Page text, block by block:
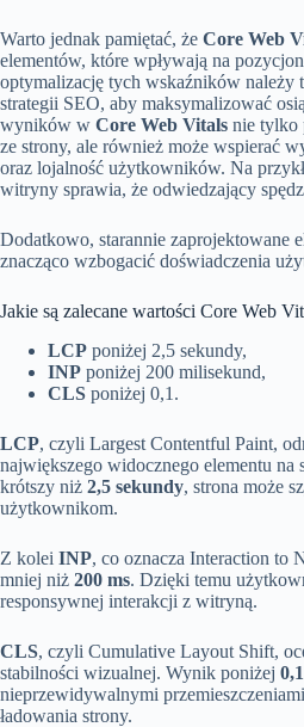
Warto jednak pamiętać, że Core Web
elementów, które wpływają na
optymalizację tych wskaźników należy
strategii SEO, aby maksymalizować
wyników w Core Web Vitals nie tylko
ze strony, ale również może wspierać
oraz lojalność użytkowników. Na
witryny sprawia, że odwiedzający
Dodatkowo, starannie zaprojektowane
znacząco wzbogacić doświadczenia
Jakie są zalecane wartości Core Web
LCP poniżej 2,5 sekundy,
INP poniżej 200 milisekund,
CLS poniżej 0,1.
LCP, czyli Largest Contentful Paint,
największego widocznego elementu na
krótszy niż 2,5 sekundy, strona może
użytkownikom.
Z kolei INP, co oznacza Interaction to
mniej niż 200 ms. Dzięki temu
responsywnej interakcji z witryną.
CLS, czyli Cumulative Layout Shift,
stabilności wizualnej. Wynik poniżej 0,1
nieprzewidywalnymi
ładowania strony.